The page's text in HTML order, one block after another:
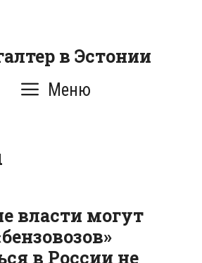
в Эстонии
Меню
власти могут
в России не